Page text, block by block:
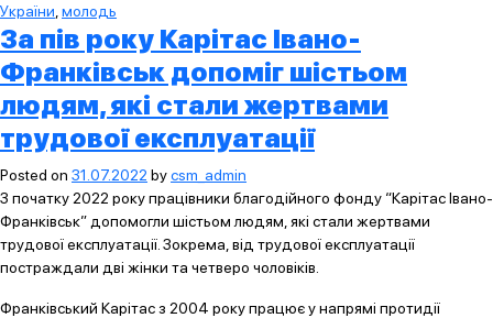
України молодь
За пів року Карітас Івано-
Франківськ допоміг шістьом
людям, які стали жертвами
трудової експлуатації
Posted on 31.07.2022 bycsm_admin
З початку 2022 року працівники благодійного фонду “Карітас Івано-
Франківськ” допомогли шістьом людям, які стали жертвами
трудової експлуатації. Зокрема, від трудової експлуатації
постраждали дві жінки та четверо чоловіків.
Франківський Карітас з 2004 року працює у напрямі протидії